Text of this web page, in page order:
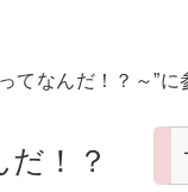
てなんだ！？～”に
！？